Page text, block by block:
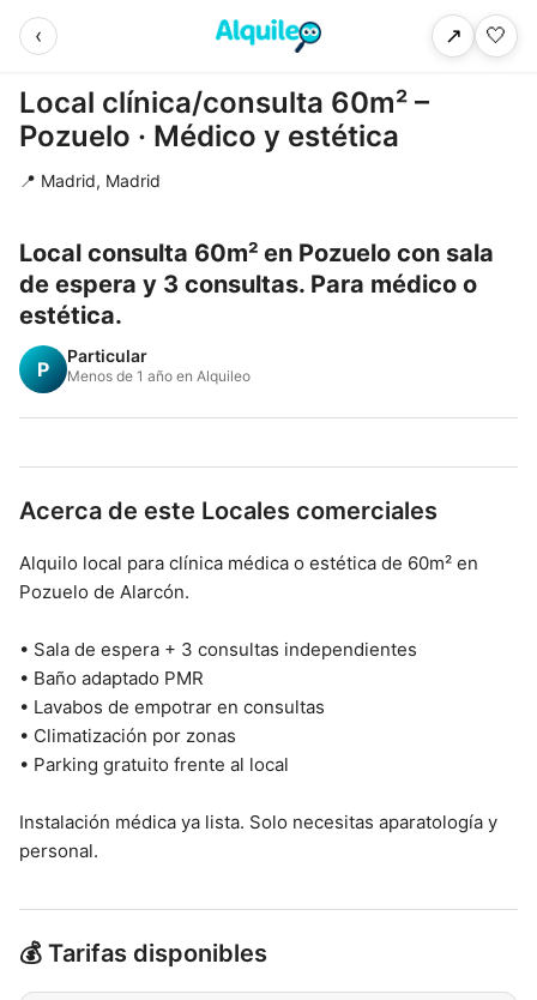
‹ ↗ 🤍
Local clínica/consulta 60m² –
Pozuelo · Médico y estética
📍 Madrid, Madrid
Local consulta 60m² en Pozuelo con sala
de espera y 3 consultas. Para médico o
estética.
P
Particular
Menos de 1 año en Alquileo
Acerca de este Locales comerciales
Alquilo local para clínica médica o estética de 60m² en
Pozuelo de Alarcón.
• Sala de espera + 3 consultas independientes
• Baño adaptado PMR
• Lavabos de empotrar en consultas
• Climatización por zonas
• Parking gratuito frente al local
Instalación médica ya lista. Solo necesitas aparatología y
personal.
💰 Tarifas disponibles